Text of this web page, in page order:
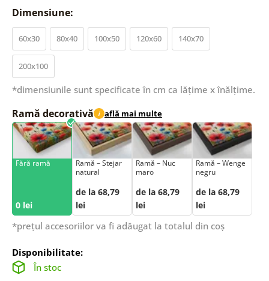
Dimensiune:
60x30 80x40 100x50 120x60 140x70
200x100
*dimensiunile sunt specificate în cm ca lățime x înălțime.
Ramă decorativă i află mai multe
Fără ramă
0 lei
Ramă – Stejar
natural
de la 68,79
lei
Ramă – Nuc
maro
de la 68,79
lei
Ramă – Wenge
negru
de la 68,79
lei
*prețul accesoriilor va fi adăugat la totalul din coș
Disponibilitate:
În stoc